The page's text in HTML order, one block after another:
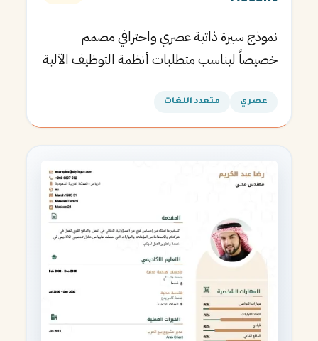
نموذج سيرة ذاتية عصري واحترافي مصمم
خصيصاً ليناسب متطلبات أنظمة التوظيف الآلية
عصري متعدد اللغات